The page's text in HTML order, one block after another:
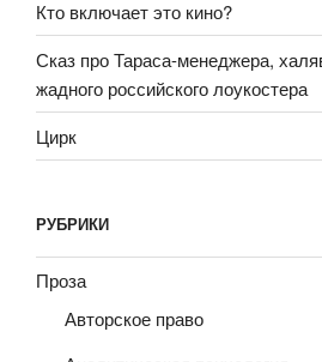
Кто включает это кино?
Сказ про Тараса-менеджера,
жадного российского лоукостера
Цирк
РУБРИКИ
Проза
Авторское право